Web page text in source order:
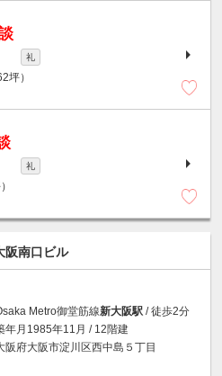
礼
坪）
礼
阪南口ビル
Metro御堂筋線新大阪駅 / 徒歩2分
年月1985年11月 / 12階建
阪府大阪市淀川区西中島５丁目